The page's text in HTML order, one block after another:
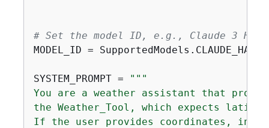
# Set the model ID, e.g., Claude 3
MODEL_ID =
SYSTEM_PROMPT =
"""
You are a weather assistant that
the Weather_Tool, which expects
If the user provides coordinates,